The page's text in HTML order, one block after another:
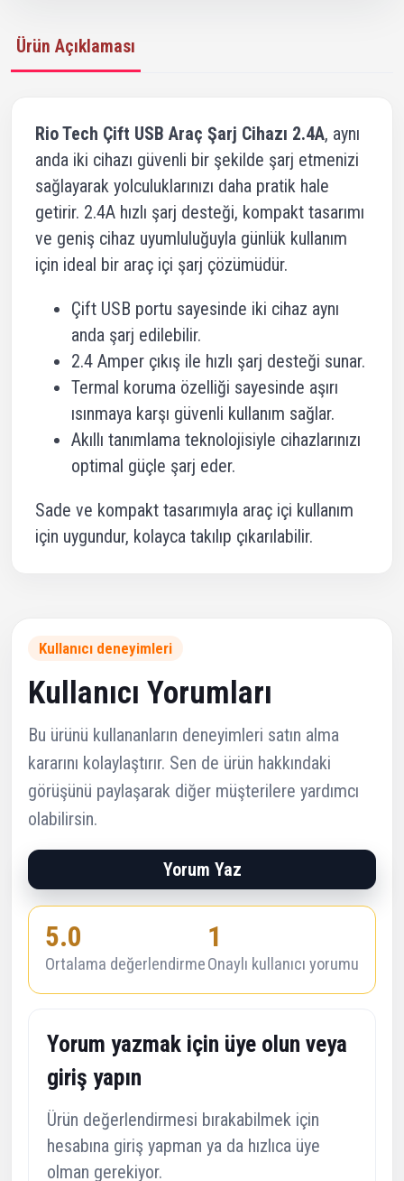
Ürün Açıklaması
Rio Tech Çift USB Araç Şarj Cihazı 2.4A, aynı
anda iki cihazı güvenli bir şekilde şarj etmenizi
sağlayarak yolculuklarınızı daha pratik hale
getirir. 2.4A hızlı şarj desteği, kompakt tasarımı
ve geniş cihaz uyumluluğuyla günlük kullanım
için ideal bir araç içi şarj çözümüdür.
Çift USB portu sayesinde iki cihaz aynı
anda şarj edilebilir.
2.4 Amper çıkış ile hızlı şarj desteği sunar.
Termal koruma özelliği sayesinde aşırı
ısınmaya karşı güvenli kullanım sağlar.
Akıllı tanımlama teknolojisiyle cihazlarınızı
optimal güçle şarj eder.
Sade ve kompakt tasarımıyla araç içi kullanım
için uygundur, kolayca takılıp çıkarılabilir.
Kullanıcı deneyimleri
Kullanıcı Yorumları
Bu ürünü kullananların deneyimleri satın alma
kararını kolaylaştırır. Sen de ürün hakkındaki
görüşünü paylaşarak diğer müşterilere yardımcı
olabilirsin.
Yorum Yaz
5.0
Ortalama değerlendirme
1
Onaylı kullanıcı yorumu
Yorum yazmak için üye olun veya
giriş yapın
Ürün değerlendirmesi bırakabilmek için
hesabına giriş yapman ya da hızlıca üye
olman gerekiyor.